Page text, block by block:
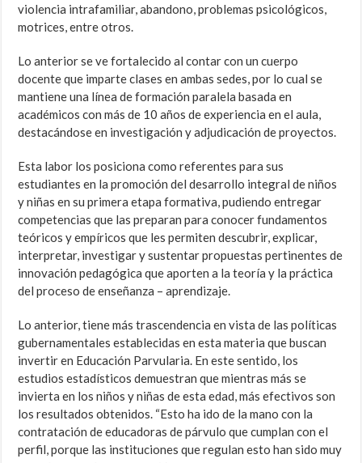
violencia intrafamiliar, abandono, problemas psicológicos,
motrices, entre otros.
Lo anterior se ve fortalecido al contar con un cuerpo
docente que imparte clases en ambas sedes, por lo cual se
mantiene una línea de formación paralela basada en
académicos con más de 10 años de experiencia en el aula,
destacándose en investigación y adjudicación de proyectos.
Esta labor los posiciona como referentes para sus
estudiantes en la promoción del desarrollo integral de niños
y niñas en su primera etapa formativa, pudiendo entregar
competencias que las preparan para conocer fundamentos
teóricos y empíricos que les permiten descubrir, explicar,
interpretar, investigar y sustentar propuestas pertinentes de
innovación pedagógica que aporten a la teoría y la práctica
del proceso de enseñanza – aprendizaje.
Lo anterior, tiene más trascendencia en vista de las políticas
gubernamentales establecidas en esta materia que buscan
invertir en Educación Parvularia. En este sentido, los
estudios estadísticos demuestran que mientras más se
invierta en los niños y niñas de esta edad, más efectivos son
los resultados obtenidos. “Esto ha ido de la mano con la
contratación de educadoras de párvulo que cumplan con el
perfil, porque las instituciones que regulan esto han sido muy